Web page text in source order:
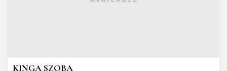
KINGA SZOBA